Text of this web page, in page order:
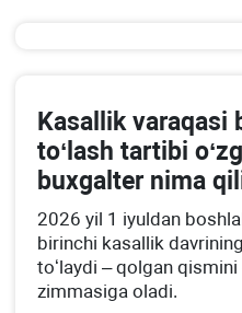
Kasallik varaqasi
toʻlash tartibi
buхgalter nima
2026 yil 1 iyuldan
birinchi kasallik
toʻlaydi – qolgan
zimmasiga oladi.